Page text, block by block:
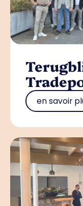
en savoir